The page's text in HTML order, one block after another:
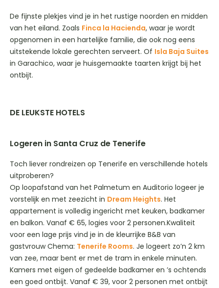
De fijnste plekjes vind je in het rustige noorden en midden
van het eiland. Zoals Finca la Hacienda, waar je wordt
opgenomen in een hartelijke familie, die ook nog eens
uitstekende lokale gerechten serveert. Of Isla Baja Suites
in Garachico, waar je huisgemaakte taarten krijgt bij het
ontbijt.
DE LEUKSTE HOTELS
Logeren in Santa Cruz de Tenerife
Toch liever rondreizen op Tenerife en verschillende hotels
uitproberen?
Op loopafstand van het Palmetum en Auditorio logeer je
vorstelijk en met zeezicht in Dream Heights. Het
appartement is volledig ingericht met keuken, badkamer
en balkon. Vanaf € 65, logies voor 2 personen.Kwaliteit
voor een lage prijs vind je in de kleurrijke B&B van
gastvrouw Chema: Tenerife Rooms. Je logeert zo’n 2 km
van zee, maar bent er met de tram in enkele minuten.
Kamers met eigen of gedeelde badkamer en ’s ochtends
een goed ontbijt. Vanaf € 39, voor 2 personen met ontbijt